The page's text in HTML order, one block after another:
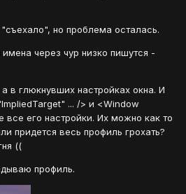
но проблема осталась.
через чур низко пишутся -
в глюкнувших настройках окна. И
... /> и <Window
все его настройки. Их можно как то
придется весь профиль грохать?
((
профиль.